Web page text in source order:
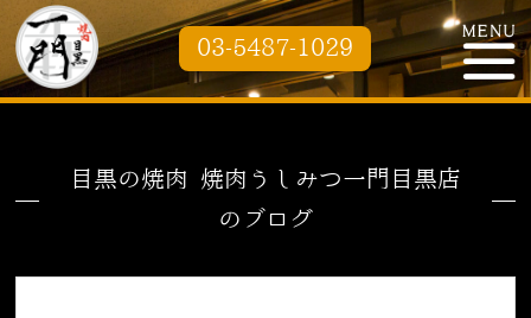
03-5487-1029
目黒の焼肉 焼肉うしみつ一門目黒店
のブログ